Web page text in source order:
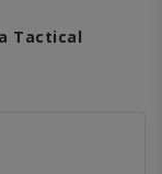
Tactical